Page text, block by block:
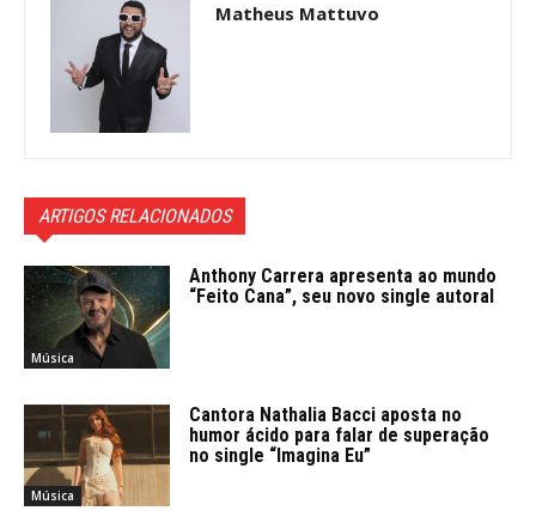
Matheus Mattuvo
ARTIGOS RELACIONADOS
Música
Anthony Carrera apresenta ao mundo
“Feito Cana”, seu novo single autoral
Música
Cantora Nathalia Bacci aposta no
humor ácido para falar de superação
no single “Imagina Eu”